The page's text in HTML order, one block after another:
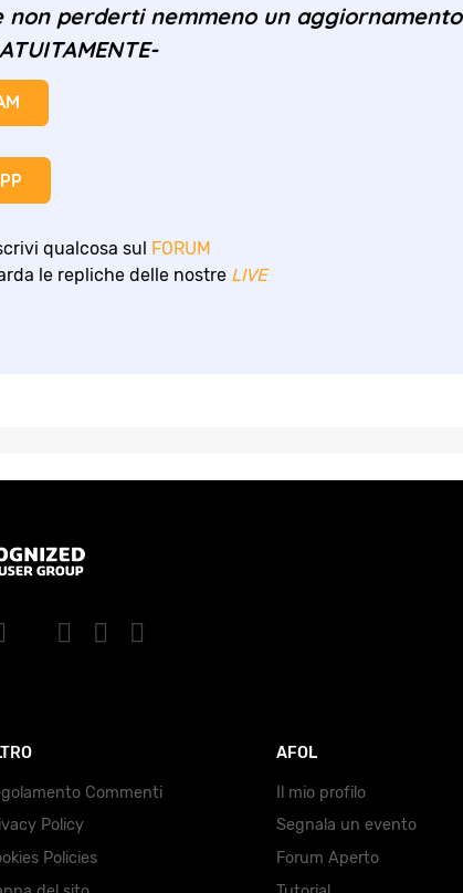
non perderti nemmeno un aggiornamento
qualcosa sul FORUM
le repliche delle nostre LIVE
Commenti
Policy
Policies
AFOL
Il mio profilo
Segnala un evento
Forum Aperto